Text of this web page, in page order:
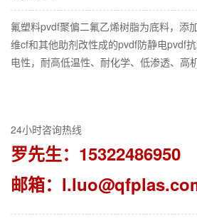
氟塑料pvdf聚偏二氟乙烯树脂为底料，添
维cf和其他助剂改性成的pvdf防静电pvdf
电性，耐高低温性、耐化学、低渗透、高
24小时咨询热线
罗先生：15322486950
邮箱：